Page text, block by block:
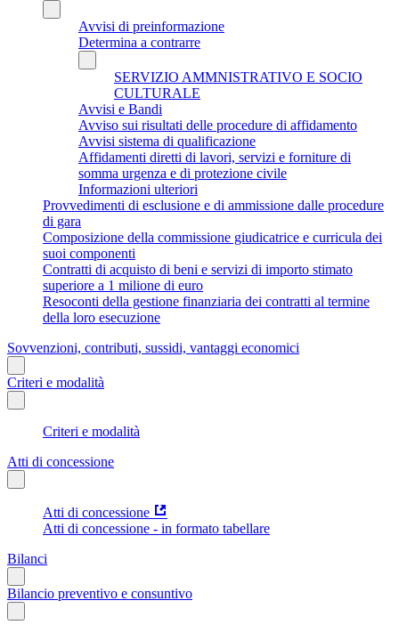
Avvisi di preinformazione
Determina a contrarre
SERVIZIO AMMNISTRATIVO E SOCIO
CULTURALE
Avvisi e Bandi
Avviso sui risultati delle procedure di affidamento
Avvisi sistema di qualificazione
Affidamenti diretti di lavori, servizi e forniture di
somma urgenza e di protezione civile
Informazioni ulteriori
Provvedimenti di esclusione e di ammissione dalle procedure
di gara
Composizione della commissione giudicatrice e curricula dei
suoi componenti
Contratti di acquisto di beni e servizi di importo stimato
superiore a 1 milione di euro
Resoconti della gestione finanziaria dei contratti al termine
della loro esecuzione
Sovvenzioni, contributi, sussidi, vantaggi economici
Criteri e modalità
Criteri e modalità
Atti di concessione
Atti di concessione
Atti di concessione - in formato tabellare
Bilanci
Bilancio preventivo e consuntivo